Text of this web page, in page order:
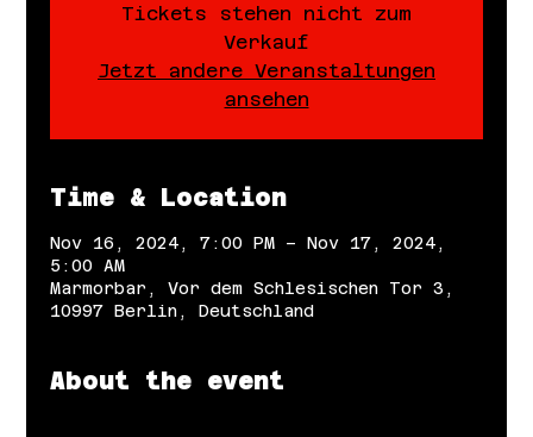
Tickets stehen nicht zum
Verkauf
Jetzt andere Veranstaltungen
ansehen
Time & Location
Nov 16, 2024, 7:00 PM – Nov 17, 2024,
5:00 AM
Marmorbar, Vor dem Schlesischen Tor 3,
10997 Berlin, Deutschland
About the event